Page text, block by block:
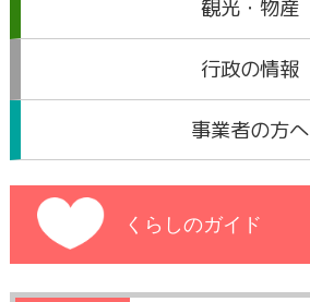
観光・物産
行政の情報
事業者の方へ
くらしのガイド